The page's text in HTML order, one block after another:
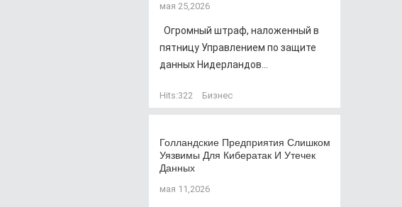
мая 25,2026
Огромный штраф, наложенный в
пятницу Управлением по защите
данных Нидерландов...
Hits:322 Бизнес
Голландские Предприятия Слишком
Уязвимы Для Кибератак И Утечек
Данных
мая 11,2026